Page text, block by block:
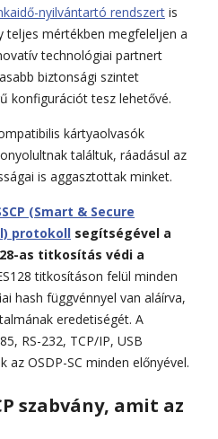
nyilvántartó rendszert is
teljes mértékben megfeleljen a
technológiai partnert
biztonsági szintet
konfigurációt tesz lehetővé.
kártyaolvasók
találtuk, ráadásul az
is aggasztottak minket.
(Smart & Secure
protokoll segítségével a
as titkosítás védi a
titkosításon felül minden
hash függvénnyel van aláírva,
eredetiségét. A
RS-232, TCP/IP, USB
az OSDP-SC minden előnyével.
szabvány, amit az